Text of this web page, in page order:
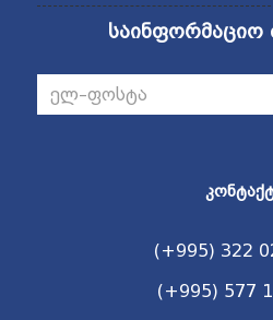
საინფორმაციო
(+995) 322
(+995) 577